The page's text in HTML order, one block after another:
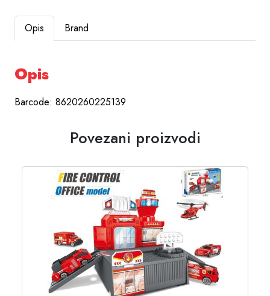
Opis Brand
Opis
Barcode: 8620260225139
Povezani proizvodi